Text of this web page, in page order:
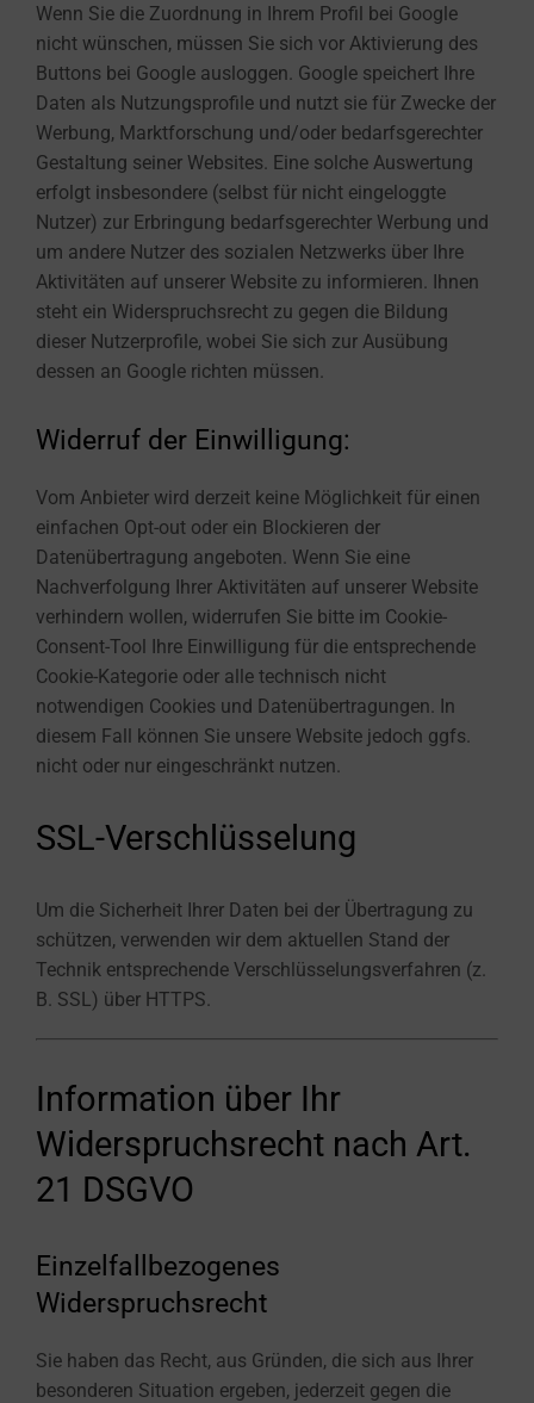
Wenn Sie die Zuordnung in Ihrem Profil bei Google
nicht wünschen, müssen Sie sich vor Aktivierung des
Buttons bei Google ausloggen. Google speichert Ihre
Daten als Nutzungsprofile und nutzt sie für Zwecke der
Werbung, Marktforschung und/oder bedarfsgerechter
Gestaltung seiner Websites. Eine solche Auswertung
erfolgt insbesondere (selbst für nicht eingeloggte
Nutzer) zur Erbringung bedarfsgerechter Werbung und
um andere Nutzer des sozialen Netzwerks über Ihre
Aktivitäten auf unserer Website zu informieren. Ihnen
steht ein Widerspruchsrecht zu gegen die Bildung
dieser Nutzerprofile, wobei Sie sich zur Ausübung
dessen an Google richten müssen.
Widerruf der Einwilligung:
Vom Anbieter wird derzeit keine Möglichkeit für einen
einfachen Opt-out oder ein Blockieren der
Datenübertragung angeboten. Wenn Sie eine
Nachverfolgung Ihrer Aktivitäten auf unserer Website
verhindern wollen, widerrufen Sie bitte im Cookie-
Consent-Tool Ihre Einwilligung für die entsprechende
Cookie-Kategorie oder alle technisch nicht
notwendigen Cookies und Datenübertragungen. In
diesem Fall können Sie unsere Website jedoch ggfs.
nicht oder nur eingeschränkt nutzen.
SSL-Verschlüsselung
Um die Sicherheit Ihrer Daten bei der Übertragung zu
schützen, verwenden wir dem aktuellen Stand der
Technik entsprechende Verschlüsselungsverfahren (z.
B. SSL) über HTTPS.
Information über Ihr
Widerspruchsrecht nach Art.
21 DSGVO
Einzelfallbezogenes
Widerspruchsrecht
Sie haben das Recht, aus Gründen, die sich aus Ihrer
besonderen Situation ergeben, jederzeit gegen die